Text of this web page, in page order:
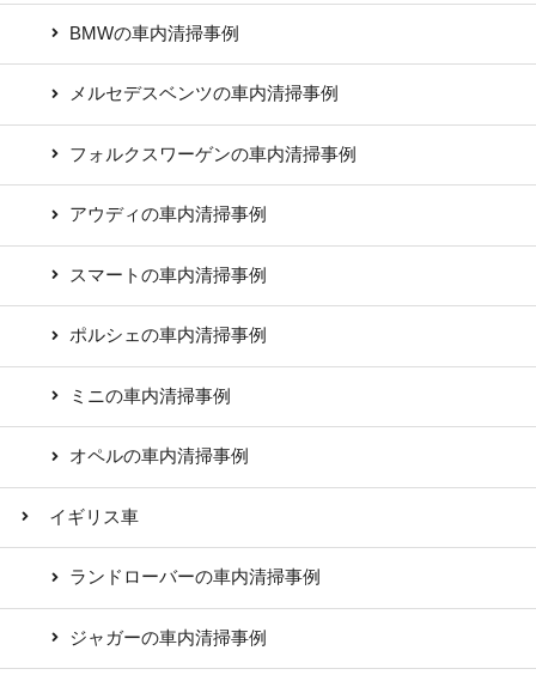
BMWの車内清掃事例
メルセデスベンツの車内清掃事例
フォルクスワーゲンの車内清掃事例
アウディの車内清掃事例
スマートの車内清掃事例
ポルシェの車内清掃事例
ミニの車内清掃事例
オペルの車内清掃事例
イギリス車
ランドローバーの車内清掃事例
ジャガーの車内清掃事例